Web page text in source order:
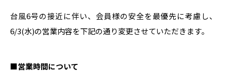
台風6号の接近に伴い、会員様の安全を最優先に考慮し、
6/3(水)の営業内容を下記の通り変更させていただきます。
■営業時間について